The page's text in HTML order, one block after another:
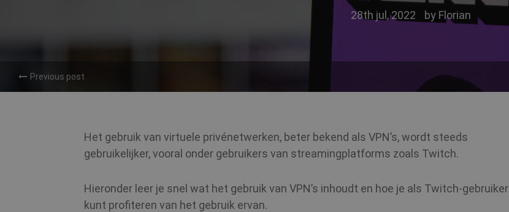
28th jul, 2022 by Florian
Previous post
Het gebruik van virtuele privénetwerken, beter bekend als VPN’s, wordt steeds
gebruikelijker, vooral onder gebruikers van streamingplatforms zoals Twitch.
Hieronder leer je snel wat het gebruik van VPN’s inhoudt en hoe je als Twitch-gebruiker
kunt profiteren van het gebruik ervan.